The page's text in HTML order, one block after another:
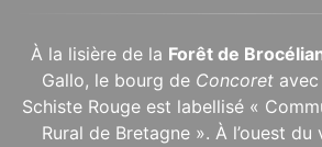
À la lisière de la Forêt de
Gallo, le bourg de Concoret
Schiste Rouge est labellisé «
Rural de Bretagne ». À l’ouest